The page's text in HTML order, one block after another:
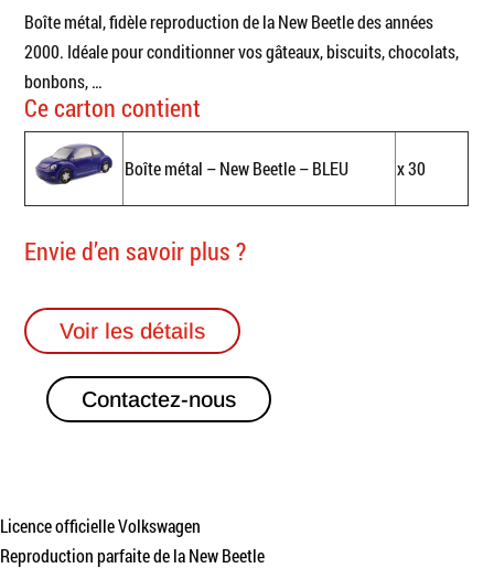
Boîte métal, fidèle reproduction de la New Beetle des années
2000. Idéale pour conditionner vos gâteaux, biscuits, chocolats,
bonbons, …
Ce carton contient
Boîte métal – New Beetle – BLEU x 30
Envie d’en savoir plus ?
Voir les détails
Contactez-nous
Licence officielle Volkswagen
Reproduction parfaite de la New Beetle